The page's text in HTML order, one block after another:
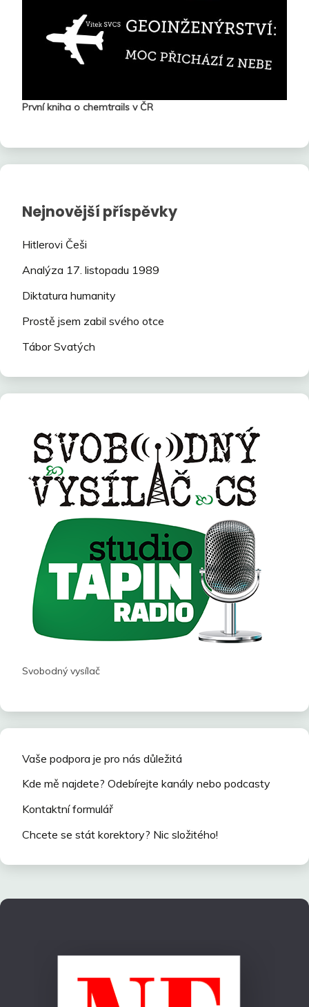
První kniha o chemtrails v ČR
Nejnovější příspěvky
Hitlerovi Češi
Analýza 17. listopadu 1989
Diktatura humanity
Prostě jsem zabil svého otce
Tábor Svatých
Svobodný vysílač
Vaše podpora je pro nás důležitá
Kde mě najdete? Odebírejte kanály nebo podcasty
Kontaktní formulář
Chcete se stát korektory? Nic složitého!